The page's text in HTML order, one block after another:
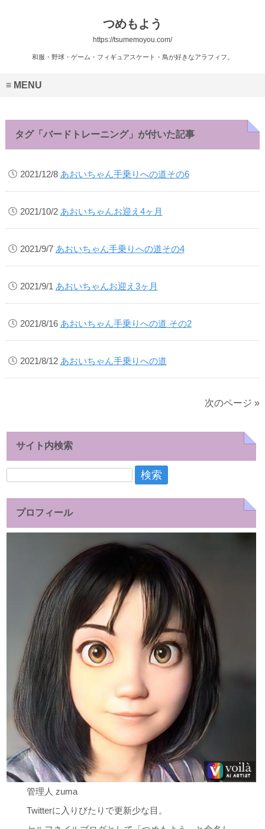
つめもよう
https://tsumemoyou.com/
和服・野球・ゲーム・フィギュアスケート・鳥が好きなアラフィフ。
MENU
タグ「バードトレーニング」が付いた記事
2021/12/8 あおいちゃん手乗りへの道その6
2021/10/2 あおいちゃんお迎え4ヶ月
2021/9/7 あおいちゃん手乗りへの道その4
2021/9/1 あおいちゃんお迎え3ヶ月
2021/8/16 あおいちゃん手乗りへの道 その2
2021/8/12 あおいちゃん手乗りへの道
次のページ »
サイト内検索
検
プロフィール
管理人 zuma
Twitterに入りびたりで更新少な目。